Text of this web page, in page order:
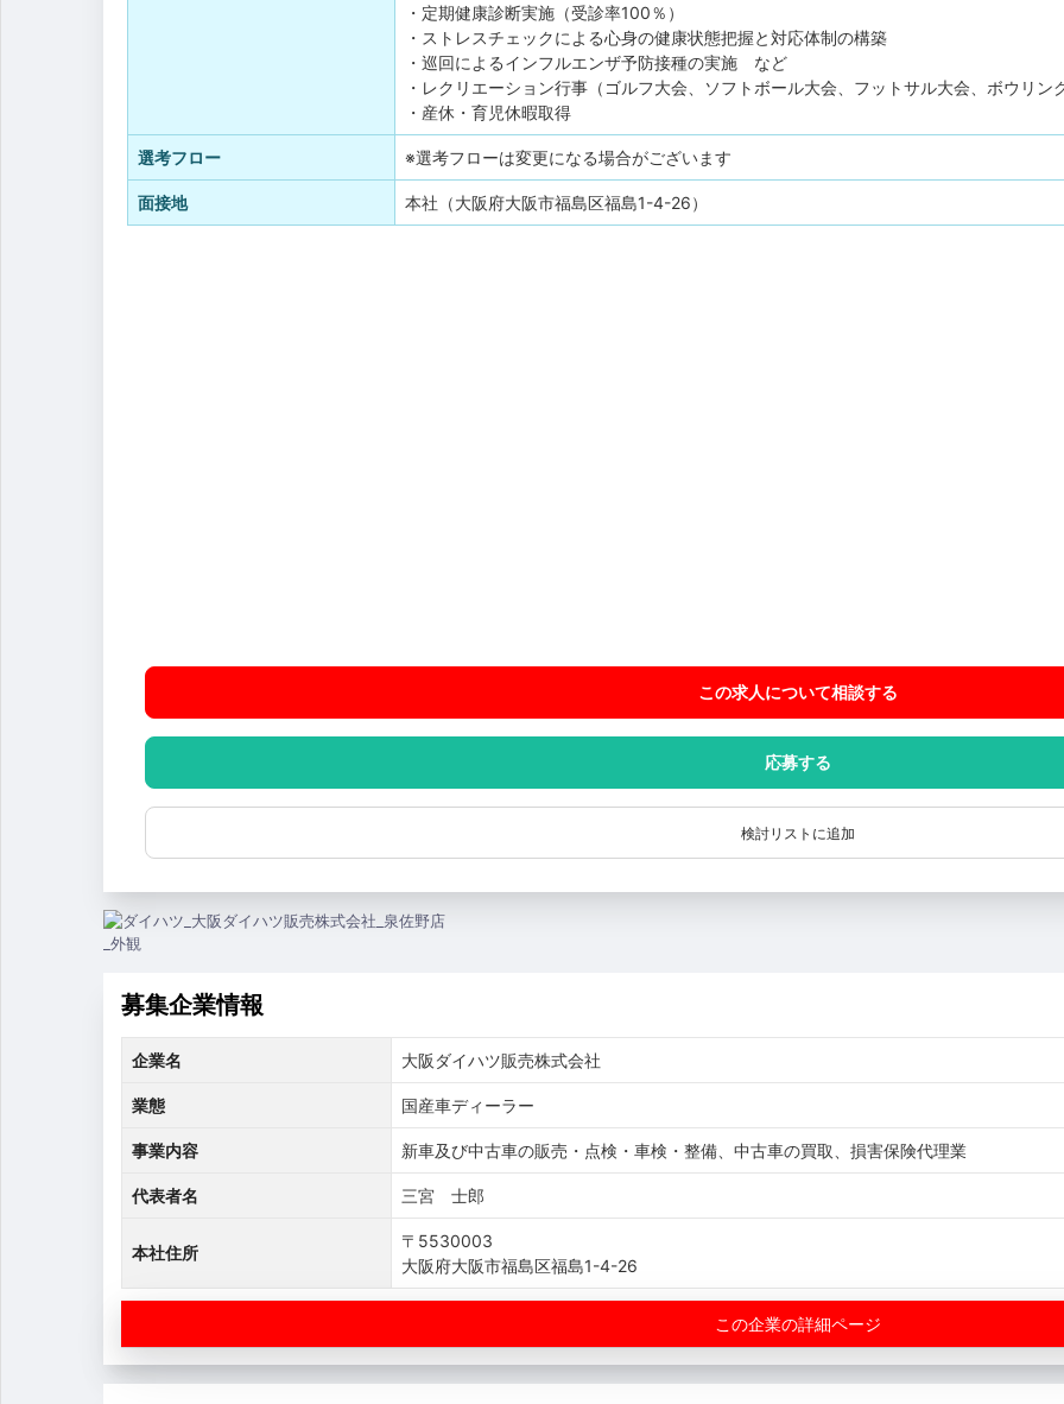
・定期健康診断実施（受診率100％）
・ストレスチェックによる心身の健康状態把握と対応体制の構築
・巡回によるインフルエンザ予防接種の実施 など
・レクリエーション行事（ゴルフ大会、ソフトボール大会、フットサル大会、ボウリン
・産休・育児休暇取得
選考フロー ※選考フローは変更になる場合がございます
面接地 本社（大阪府大阪市福島区福島1-4-26）
この求人について相談する
応募する
検討リストに追加
募集企業情報
企業名 大阪ダイハツ販売株式会社
業態 国産車ディーラー
事業内容 新車及び中古車の販売・点検・車検・整備、中古車の買取、損害保険代理業
代表者名 三宮 士郎
本社住所
〒5530003
大阪府大阪市福島区福島1-4-26
この企業の詳細ページ